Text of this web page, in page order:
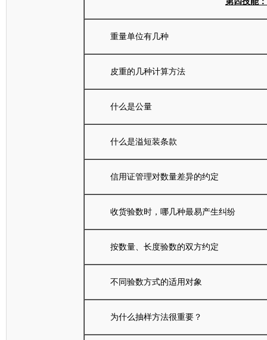
重量单位有几种
皮重的几种计算方法
什么是公量
什么是溢短装条款
信用证管理对数量差异的约定
收货验数时，哪几种最易产生纠纷
按数量、长度验数的双方约定
不同验数方式的适用对象
为什么抽样方法很重要？